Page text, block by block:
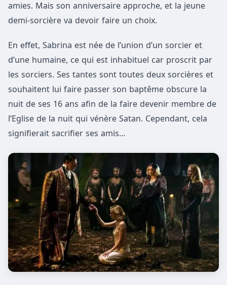
amies. Mais son anniversaire approche, et la jeune
demi-sorcière va devoir faire un choix.
En effet, Sabrina est née de l’union d’un sorcier et
d’une humaine, ce qui est inhabituel car proscrit par
les sorciers. Ses tantes sont toutes deux sorcières et
souhaitent lui faire passer son baptême obscure la
nuit de ses 16 ans afin de la faire devenir membre de
l’Eglise de la nuit qui vénère Satan. Cependant, cela
signifierait sacrifier ses amis…